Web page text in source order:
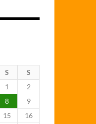
S
S
1
2
8
9
15
16